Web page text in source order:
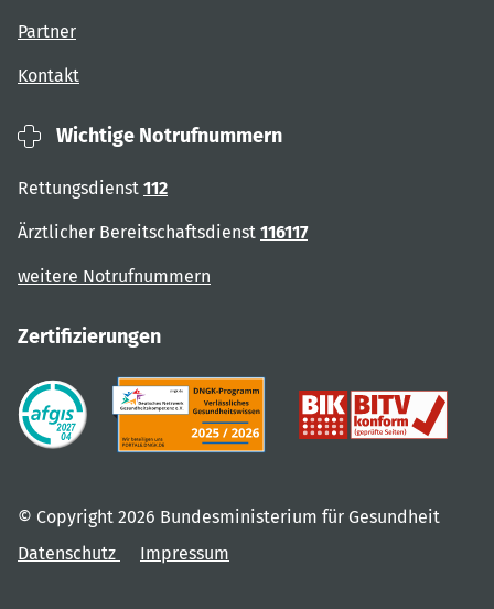
Partner
Kontakt
Wichtige Notrufnummern
Rettungsdienst 112
Ärztlicher Bereitschaftsdienst 116117
weitere Notrufnummern
Zertifizierungen
© Copyright 2026 Bundesministerium für Gesundheit
Datenschutz
Impressum